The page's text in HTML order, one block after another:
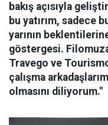
bakış açısıyla
bu yatırım, sadece
yarının
göstergesi.
Travego ve
çalışma
olmasını diliyorum."